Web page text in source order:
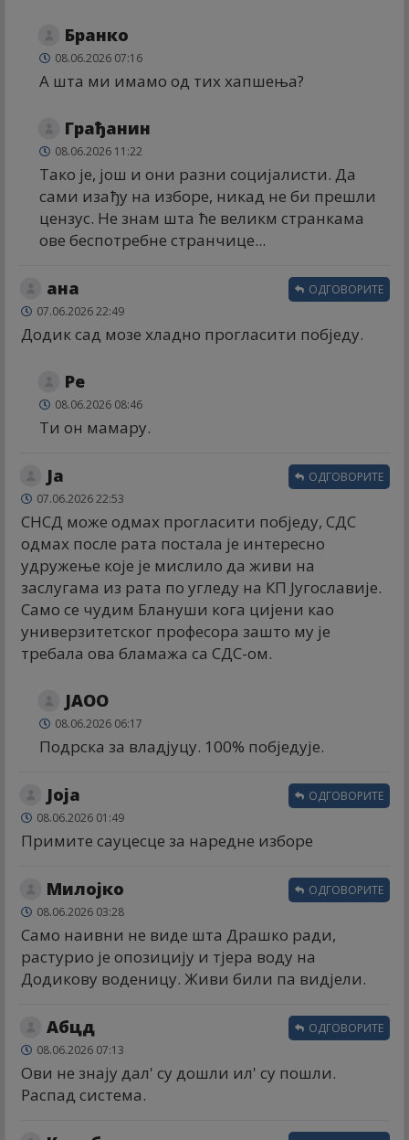
Бранко
08.06.2026 07:16
А шта ми имамо од тих хапшења?
Грађанин
08.06.2026 11:22
Тако је, још и они разни социјалисти. Да
сами изађу на изборе, никад не би прешли
цензус. Не знам шта ће великм странкама
ове беспотребне странчице...
ана
07.06.2026 22:49
Додик сад мозе хладно прогласити побједу.
ОДГОВОРИТЕ
Ре
08.06.2026 08:46
Ти он мамару.
Ја
07.06.2026 22:53
СНСД може одмах прогласити побједу, СДС
одмах после рата постала је интересно
удружење које је мислило да живи на
заслугама из рата по угледу на КП Југославије.
Само се чудим Блануши кога цијени као
универзитетског професора зашто му је
требала ова бламажа са СДС-ом.
ОДГОВОРИТЕ
ЈАОО
08.06.2026 06:17
Подрска за владјуцу. 100% побједује.
Јоја
08.06.2026 01:49
Примите сауцесце за наредне изборе
ОДГОВОРИТЕ
Милојко
08.06.2026 03:28
Само наивни не виде шта Драшко ради,
растурио је опозицију и тјера воду на
Додикову воденицу. Живи били па видјели.
ОДГОВОРИТЕ
Абцд
08.06.2026 07:13
Ови не знају дал' су дошли ил' су пошли.
Распад система.
ОДГОВОРИТЕ